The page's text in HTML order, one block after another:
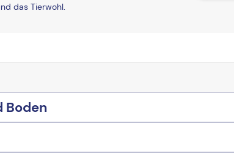
das Tierwohl.
Boden